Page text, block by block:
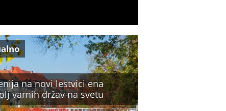
na novi lestvici ena
varnih držav na svetu